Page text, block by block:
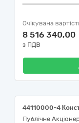
Очікувана
8 516 340,00
з ПДВ
Публічне